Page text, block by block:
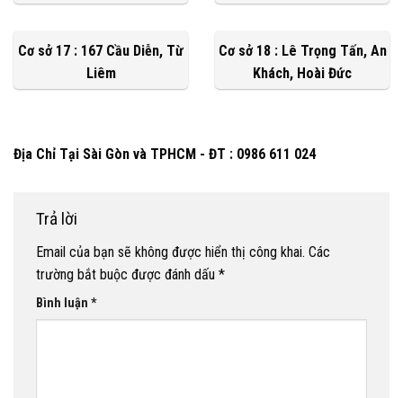
Cơ sở 17 : 167 Cầu Diễn, Từ
Liêm
Cơ sở 18 : Lê Trọng Tấn, An
Khách, Hoài Đức
Địa Chỉ Tại Sài Gòn và TPHCM - ĐT : 0986 611 024
Trả lời
Email của bạn sẽ không được hiển thị công khai. Các
trường bắt buộc được đánh dấu *
Bình luận *